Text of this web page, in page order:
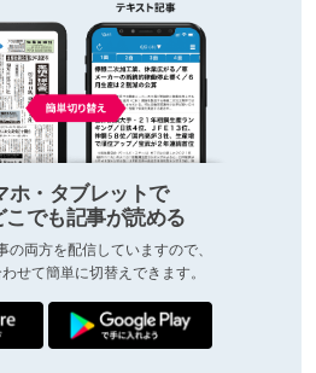
ホ・タブレットで
こでも記事が読める
両方を配信していますので、
せて簡単に切替えできます。